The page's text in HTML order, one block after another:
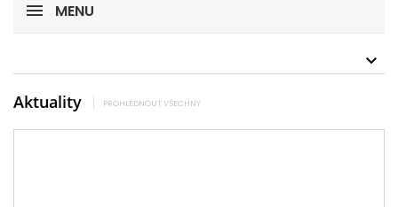
MENU
Aktuality PROHLÉDNOUT VŠECHNY